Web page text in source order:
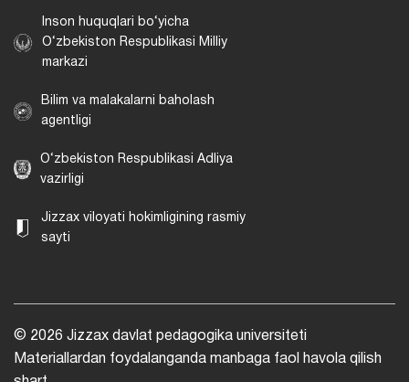
Inson huquqlari bo‘yicha
O‘zbekiston Respublikasi Milliy
markazi
Bilim va malakalarni baholash
agentligi
O‘zbekiston Respublikasi Adliya
vazirligi
Jizzax viloyati hokimligining rasmiy
sayti
© 2026 Jizzax davlat pedagogika universiteti
Materiallardan foydalanganda manbaga faol havola qilish